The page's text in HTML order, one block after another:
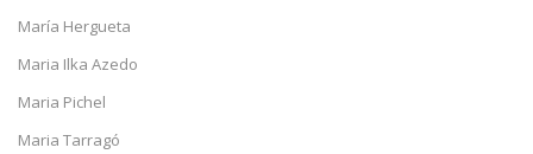
María Hergueta
Maria Ilka Azedo
Maria Pichel
Maria Tarragó